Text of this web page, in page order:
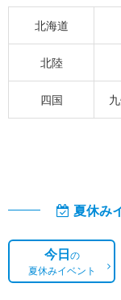
北海道
北陸
四国
夏休み
今日の
夏休みイベント